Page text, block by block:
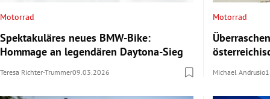
Motorrad
Spektakuläres neues BMW-Bike:
Hommage an legendären Daytona-Sieg
Teresa Richter-Trummer09.03.2026
Motorrad
Michael Andrusio